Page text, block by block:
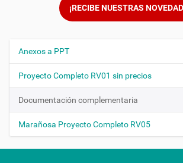
¡RECIBE NUESTRAS
N
e
g
a
Anexos a PPT
Proyecto Completo RV01 sin precios
Documentación complementaria
Marañosa Proyecto Completo RV05